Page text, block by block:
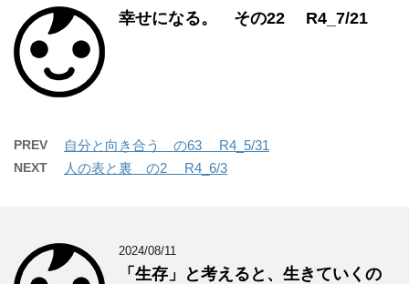
幸せになる。 その22 R4_7/21
PREV 自分と向き合う の63 R4_5/31
NEXT 人の表と裏 の2 R4_6/3
2024/08/11
「生存」と考えると、生きていくの